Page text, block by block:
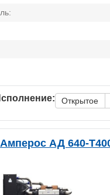
Открытое
Амперос АД 640-